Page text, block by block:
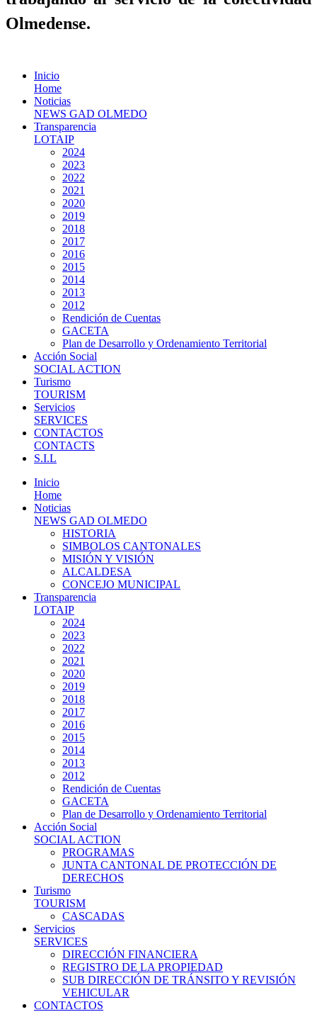
Olmedense.
Inicio
Home
Noticias
NEWS GAD OLMEDO
Transparencia
LOTAIP
2024
2023
2022
2021
2020
2019
2018
2017
2016
2015
2014
2013
2012
Rendición de Cuentas
GACETA
Plan de Desarrollo y Ordenamiento Territorial
Acción Social
SOCIAL ACTION
Turismo
TOURISM
Servicios
SERVICES
CONTACTOS
CONTACTS
S.I.L
Inicio
Home
Noticias
NEWS GAD OLMEDO
HISTORIA
SIMBOLOS CANTONALES
MISIÓN Y VISIÓN
ALCALDESA
CONCEJO MUNICIPAL
Transparencia
LOTAIP
2024
2023
2022
2021
2020
2019
2018
2017
2016
2015
2014
2013
2012
Rendición de Cuentas
GACETA
Plan de Desarrollo y Ordenamiento Territorial
Acción Social
SOCIAL ACTION
PROGRAMAS
JUNTA CANTONAL DE PROTECCIÓN DE
DERECHOS
Turismo
TOURISM
CASCADAS
Servicios
SERVICES
DIRECCIÓN FINANCIERA
REGISTRO DE LA PROPIEDAD
SUB DIRECCIÓN DE TRÁNSITO Y REVISIÓN
VEHICULAR
CONTACTOS